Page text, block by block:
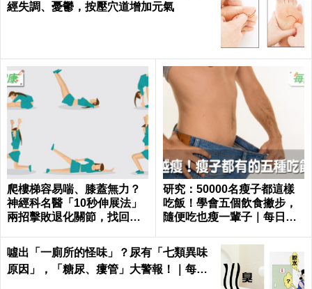
經失調、憂鬱，按壓穴道增加元氣
爬樓梯容易喘、膝蓋無力？
神經科名醫「10秒伸展法」
兩招擊敗退化關節，找回年
alth
研究：50000名瘦子都這樣
吃飯！學會五個飲食撇步，
隨便吃也瘦一輩子｜每日健
噓出「一廁所的怪味」？尿有「七類異味
原因」，「糖尿、瘻管」大警報！｜每日